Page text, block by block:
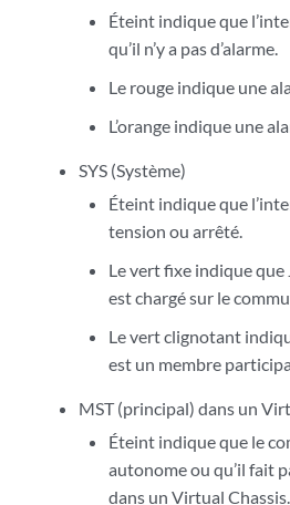
Éteint indique que
qu’il n’y a pas d’alarme.
Le rouge indique une
L’orange indique une
SYS (Système)
Éteint indique que
tension ou arrêté.
Le vert fixe indique que
est chargé sur le
Le vert clignotant
est un membre
MST (principal) dans un
Éteint indique que le
autonome ou qu’il fait
dans un Virtual Chassis.